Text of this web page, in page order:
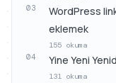
03
WordPress
eklemek
155 okuma
04 Yine Yeni
131 okuma